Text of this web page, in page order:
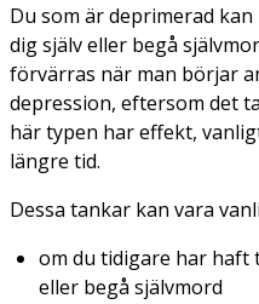
Du som är deprimerad
dig själv eller begå
förvärras när man börjar
depression, eftersom det
här typen har effekt,
längre tid.
Dessa tankar kan vara
om du tidigare har haft
eller begå självmord